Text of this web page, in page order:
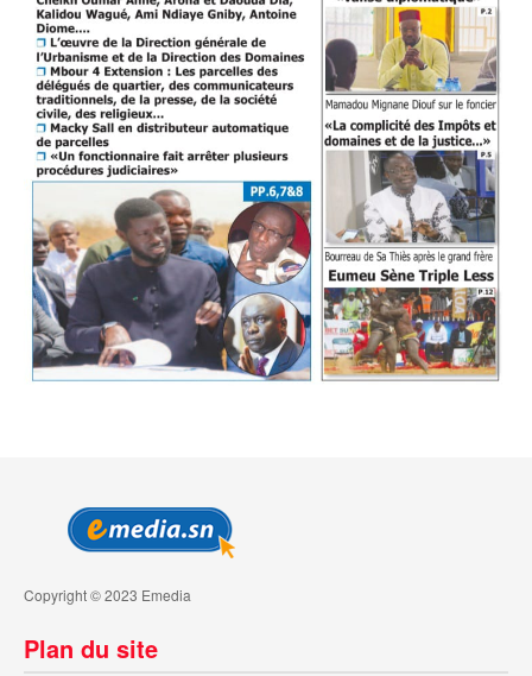
Copyright © 2023 Emedia
Plan du site